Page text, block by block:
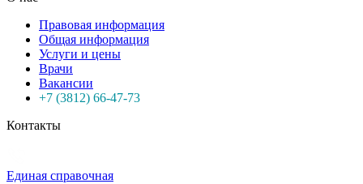
Правовая информация
Общая информация
Услуги и цены
Врачи
Вакансии
+7 (3812) 66-47-73
Контакты
Единая справочная